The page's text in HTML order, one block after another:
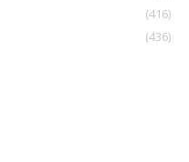
(416)
(436)